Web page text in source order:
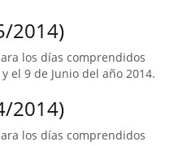
2014)
los días comprendidos
el 9 de Junio del año 2014.
2014)
los días comprendidos